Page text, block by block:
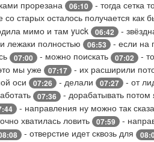
прорезана 06:10 - тогда сетка
старых осталось получается как
мимо и там yuck 06:42
-
лежаки полностью 06:53
- если на
07:00 - можно поискать 07:02
-
мы уже 07:17
- их расширили
оси 07:26 - делали 07:27
- от
07:36
- дорабатывать потом
- направления ну можно так
хватилась ловить 07:59
-
- отверстие идет сквозь для